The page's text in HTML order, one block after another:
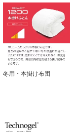
ーケース レーヨン リバ
ーシブル 封筒タイプ 保
温 通気性 おしゃれ 可愛
い
冬用・本掛け布団